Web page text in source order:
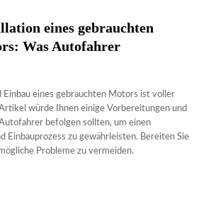
eines gebrauchten
Was Autofahrer
Einbau eines gebrauchten Motors ist voller
würde Ihnen einige Vorbereitungen und
befolgen sollten, um einen
Einbauprozess zu gewährleisten. Bereiten Sie
Probleme zu vermeiden.